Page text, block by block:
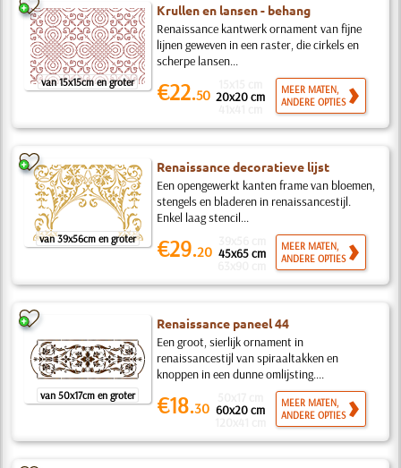
van 15x15cm en groter
Krullen en lansen - behang
Renaissance kantwerk ornament van fijne
lijnen geweven in een raster, die cirkels en
scherpe lansen...
€22.50 20x20 cm
MEER MATEN,
ANDERE OPTIES
van 39x56cm en groter
Renaissance decoratieve lijst
Een opengewerkt kanten frame van bloemen,
stengels en bladeren in renaissancestijl.
Enkel laag stencil...
€29.20 45x65 cm
MEER MATEN,
ANDERE OPTIES
van 50x17cm en groter
Renaissance paneel 44
Een groot, sierlijk ornament in
renaissancestijl van spiraaltakken en
knoppen in een dunne omlijsting....
€18.30 60x20 cm
MEER MATEN,
ANDERE OPTIES